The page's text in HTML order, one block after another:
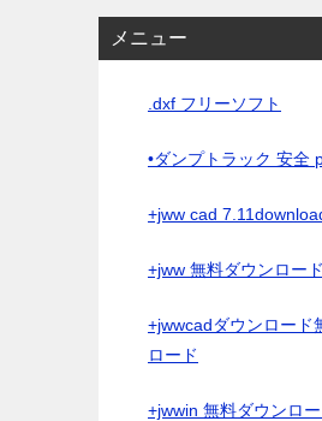
メニュー
.dxf フリーソフト
•ダンプトラック 安全
+jww cad
+jww 無料ダウンロー
+jwwcadダウンロード
ロード
+jwwin 無料ダウンロー